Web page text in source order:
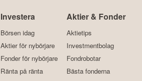
Investera
Börsen idag
Aktier för nybörjare
Fonder för nybörjare
Ränta på ränta
Aktier & Fonder
Aktietips
Investmentbolag
Fondrobotar
Bästa fonderna